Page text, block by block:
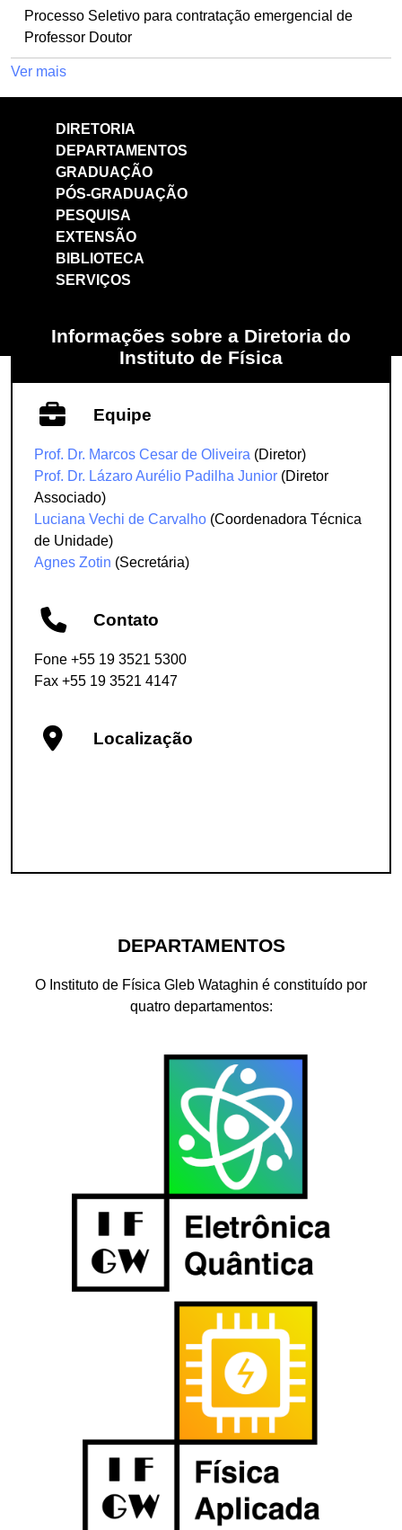
Processo Seletivo para contratação emergencial de
Professor Doutor
Ver mais
DIRETORIA
DEPARTAMENTOS
GRADUAÇÃO
PÓS-GRADUAÇÃO
PESQUISA
EXTENSÃO
BIBLIOTECA
SERVIÇOS
Informações sobre a Diretoria do
Instituto de Física
Equipe
Prof. Dr. Marcos Cesar de Oliveira (Diretor)
Prof. Dr. Lázaro Aurélio Padilha Junior (Diretor
Associado)
Luciana Vechi de Carvalho (Coordenadora Técnica
de Unidade)
Agnes Zotin (Secretária)
Contato
Fone +55 19 3521 5300
Fax +55 19 3521 4147
Localização
DEPARTAMENTOS
O Instituto de Física Gleb Wataghin é constituído por
quatro departamentos: